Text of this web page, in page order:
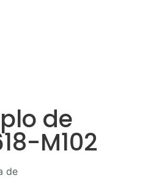
de
M102
de